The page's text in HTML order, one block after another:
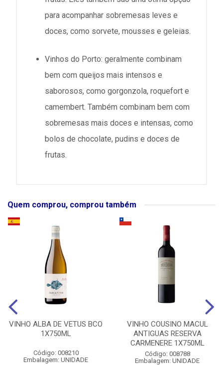
para acompanhar sobremesas leves e
doces, como sorvete, mousses e geleias.
Vinhos do Porto: geralmente combinam
bem com queijos mais intensos e
saborosos, como gorgonzola, roquefort e
camembert. Também combinam bem com
sobremesas mais doces e intensas, como
bolos de chocolate, pudins e doces de
frutas.
Quem comprou, comprou também
VINHO ALBA DE VETUS BCO
1X750ML
Código: 008210
Embalagem: UNIDADE
VINHO COUSINO MACUL
ANTIGUAS RESERVA
CARMENERE 1X750ML
Código: 008788
Embalagem: UNIDADE